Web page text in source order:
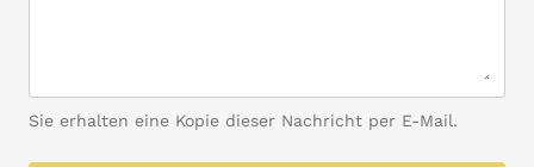
Sie erhalten eine Kopie dieser Nachricht per E-Mail.